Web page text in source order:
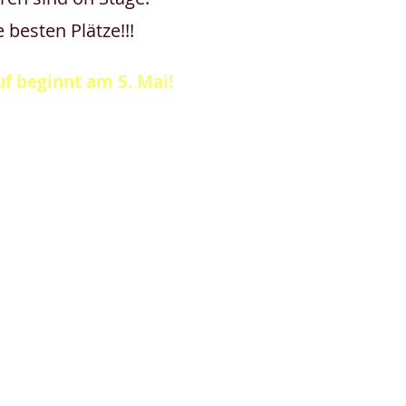
besten Plätze!!!
beginnt am 5. Mai!